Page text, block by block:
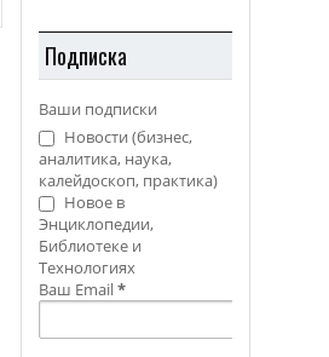
Подписка
Ваши подписки
Новости (бизнес,
аналитика, наука,
калейдоскоп, практика)
Новое в
Энциклопедии,
Библиотеке и
Технологиях
Ваш Email*